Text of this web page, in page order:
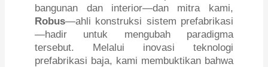
bangunan dan interior—dan mitra kami,
Robus—ahli konstruksi sistem prefabrikasi
—hadir untuk mengubah paradigma
tersebut. Melalui inovasi teknologi
prefabrikasi baja, kami membuktikan bahwa